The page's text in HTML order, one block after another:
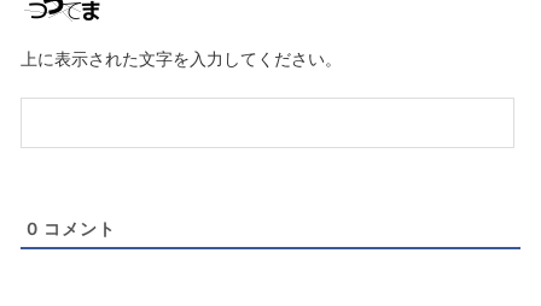
ー
ル
意）
上に表示された文字を入力してください。
0 コメント